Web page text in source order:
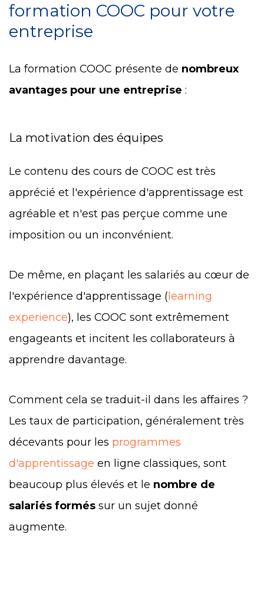
formation COOC pour votre
entreprise
La formation COOC présente de nombreux
avantages pour une entreprise :
La motivation des équipes
Le contenu des cours de COOC est très
apprécié et l'expérience d'apprentissage est
agréable et n'est pas perçue comme une
imposition ou un inconvénient.
De même, en plaçant les salariés au cœur de
l'expérience d'apprentissage (learning
experience), les COOC sont extrêmement
engageants et incitent les collaborateurs à
apprendre davantage.
Comment cela se traduit-il dans les affaires ?
Les taux de participation, généralement très
décevants pour les programmes
d'apprentissage en ligne classiques, sont
beaucoup plus élevés et le nombre de
salariés formés sur un sujet donné
augmente.